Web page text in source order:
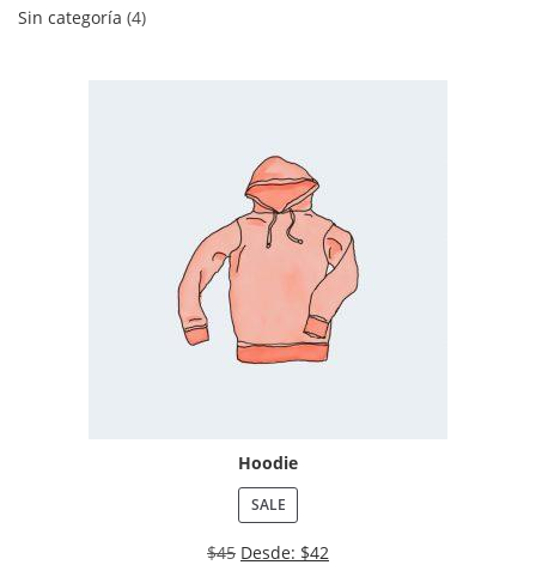
Sin categoría 4
Hoodie
SALE
$45 Desde: $42